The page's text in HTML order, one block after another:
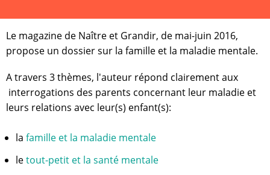
Le magazine de Naître et Grandir, de mai-juin 2016,
propose un dossier sur la famille et la maladie mentale.
A travers 3 thèmes, l'auteur répond clairement aux
interrogations des parents concernant leur maladie et
leurs relations avec leur(s) enfant(s):
la famille et la maladie mentale
letout-petit et la santé mentale